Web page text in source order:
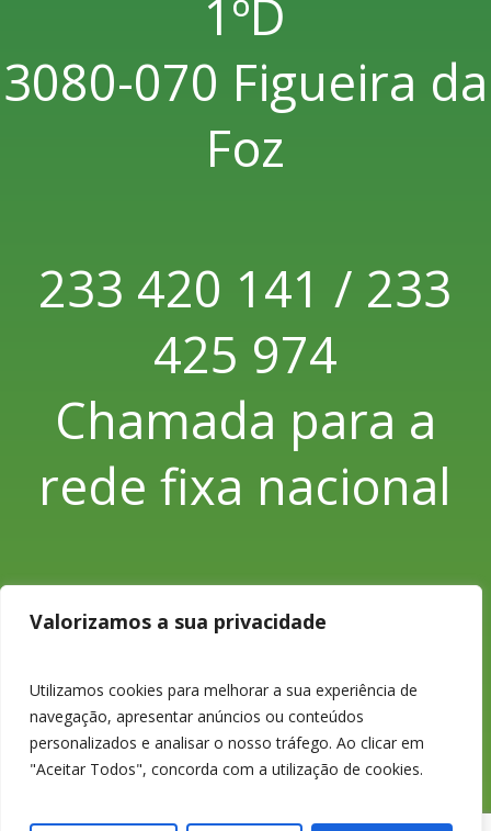
Valorizamos a sua privacidade
Utilizamos cookies para melhorar a sua experiência de
navegação, apresentar anúncios ou conteúdos
personalizados e analisar o nosso tráfego. Ao clicar em
"Aceitar Todos", concorda com a utilização de cookies.
1ºD
3080-070 Figueira da
Foz
233 420 141 / 233
425 974
Chamada para a
rede fixa nacional
233 426 925
Chamada para a
rede fixa nacional